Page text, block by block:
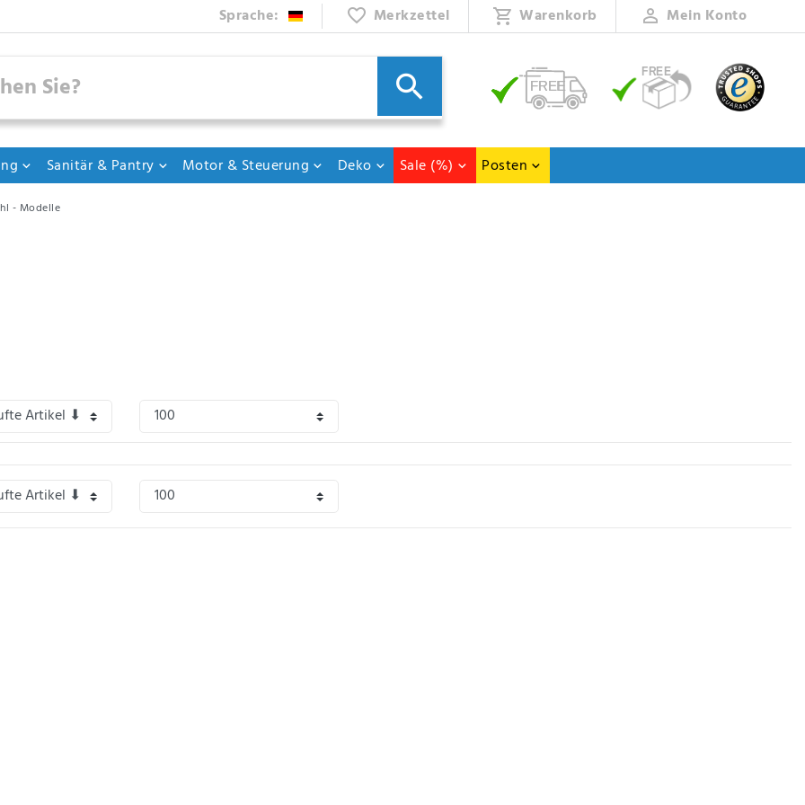
Sprache: Merkzettel Warenkorb Mein Konto
Sanitär & Pantry Motor & Steuerung Deko Sale (%) Posten
- Modelle